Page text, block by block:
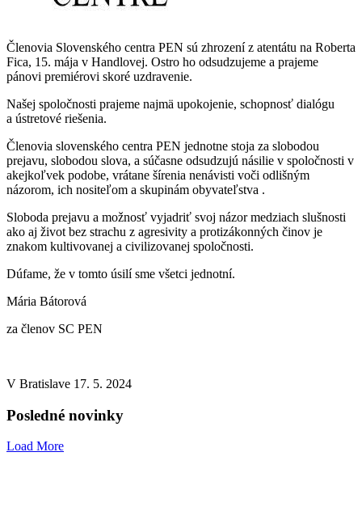
Členovia Slovenského centra PEN sú zhrození z atentátu na Roberta
Fica, 15. mája v Handlovej. Ostro ho odsudzujeme a prajeme
pánovi premiérovi skoré uzdravenie.
Našej spoločnosti prajeme najmä upokojenie, schopnosť dialógu
a ústretové riešenia.
Členovia slovenského centra PEN jednotne stoja za slobodou
prejavu, slobodou slova, a súčasne odsudzujú násilie v spoločnosti v
akejkoľvek podobe, vrátane šírenia nenávisti voči odlišným
názorom, ich nositeľom a skupinám obyvateľstva .
Sloboda prejavu a možnosť vyjadriť svoj názor medziach slušnosti
ako aj život bez strachu z agresivity a protizákonných činov je
znakom kultivovanej a civilizovanej spoločnosti.
Dúfame, že v tomto úsilí sme všetci jednotní.
Mária Bátorová
za členov SC PEN
V Bratislave 17. 5. 2024
Posledné novinky
Load More